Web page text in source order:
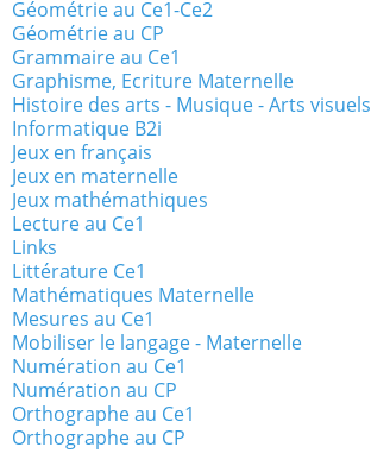
Géométrie au Ce1-Ce2
Géométrie au CP
Grammaire au Ce1
Graphisme, Ecriture Maternelle
Histoire des arts - Musique - Arts visuels
Informatique B2i
Jeux en français
Jeux en maternelle
Jeux mathémathiques
Lecture au Ce1
Links
Littérature Ce1
Mathématiques Maternelle
Mesures au Ce1
Mobiliser le langage - Maternelle
Numération au Ce1
Numération au CP
Orthographe au Ce1
Orthographe au CP